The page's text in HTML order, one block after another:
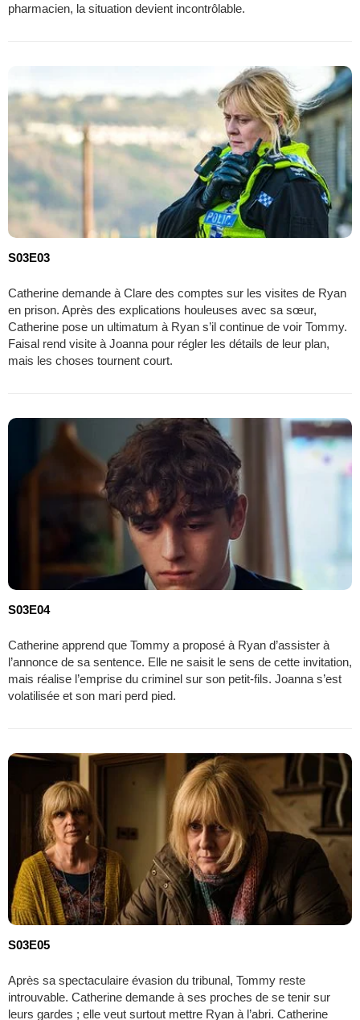
pharmacien, la situation devient incontrôlable.
S03E03
Catherine demande à Clare des comptes sur les visites de Ryan
en prison. Après des explications houleuses avec sa sœur,
Catherine pose un ultimatum à Ryan s’il continue de voir Tommy.
Faisal rend visite à Joanna pour régler les détails de leur plan,
mais les choses tournent court.
S03E04
Catherine apprend que Tommy a proposé à Ryan d’assister à
l’annonce de sa sentence. Elle ne saisit le sens de cette invitation,
mais réalise l’emprise du criminel sur son petit-fils. Joanna s’est
volatilisée et son mari perd pied.
S03E05
Après sa spectaculaire évasion du tribunal, Tommy reste
introuvable. Catherine demande à ses proches de se tenir sur
leurs gardes ; elle veut surtout mettre Ryan à l’abri. Catherine